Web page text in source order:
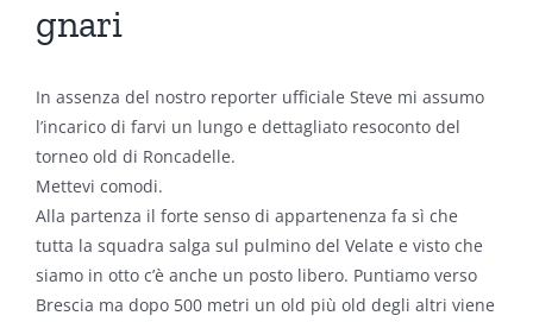
gnari
In assenza del nostro reporter ufficiale Steve mi assumo
l’incarico di farvi un lungo e dettagliato resoconto del
torneo old di Roncadelle.
Mettevi comodi.
Alla partenza il forte senso di appartenenza fa sì che
tutta la squadra salga sul pulmino del Velate e visto che
siamo in otto c’è anche un posto libero. Puntiamo verso
Brescia ma dopo 500 metri un old più old degli altri viene